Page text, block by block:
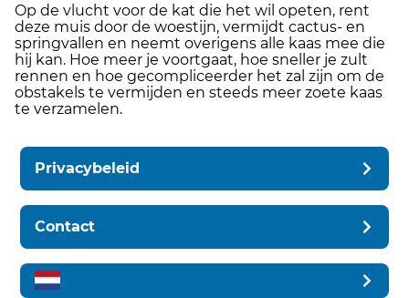
Op de vlucht voor de kat die het wil opeten, rent
deze muis door de woestijn, vermijdt cactus- en
springvallen en neemt overigens alle kaas mee die
hij kan. Hoe meer je voortgaat, hoe sneller je zult
rennen en hoe gecompliceerder het zal zijn om de
obstakels te vermijden en steeds meer zoete kaas
te verzamelen.
Privacybeleid
Contact